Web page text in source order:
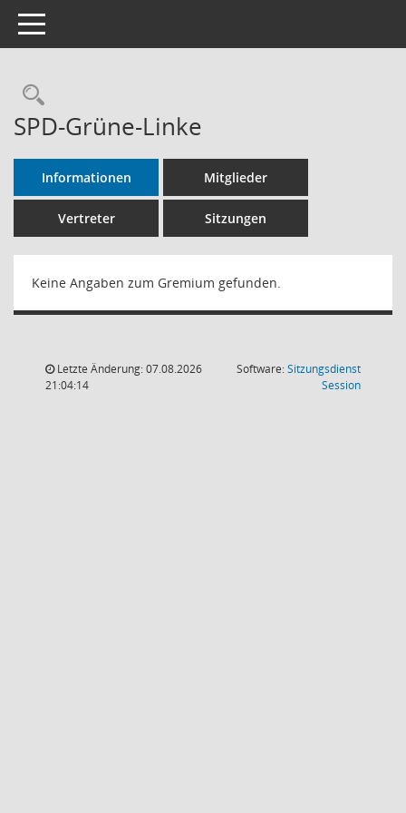
Toggle navigation
Rechercheauswahl
SPD-Grüne-Linke
Informationen Mitglieder
Vertreter Sitzungen
Keine Angaben zum Gremium gefunden.
Letzte Änderung: 07.08.2026
21:04:14
Software:Sitzungsdienst
Session(Wird in